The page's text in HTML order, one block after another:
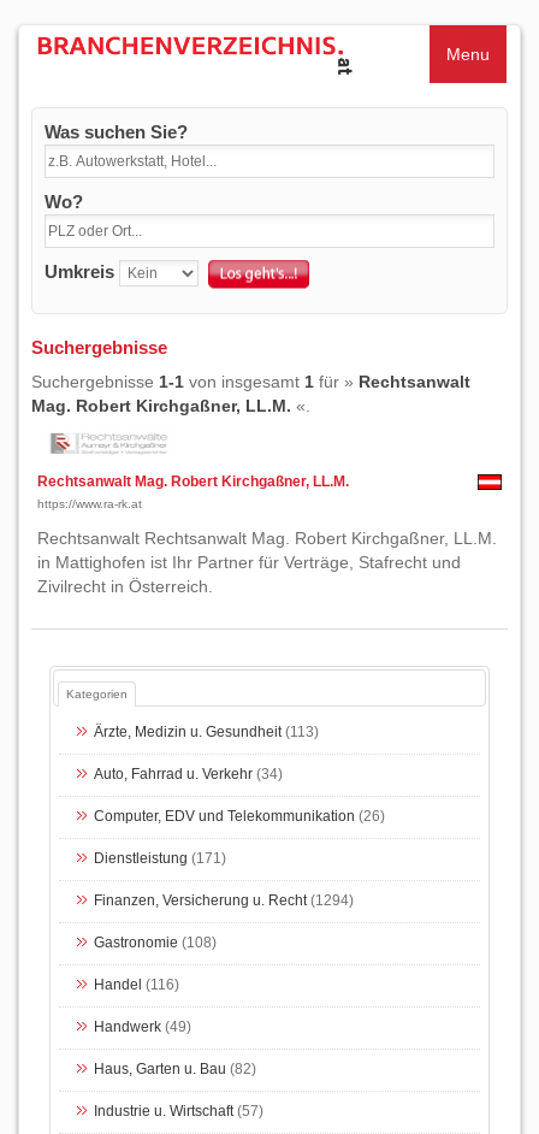
Menu
Was suchen Sie?
Wo?
Umkreis
Suchergebnisse
Suchergebnisse 1-1 von insgesamt 1 für » Rechtsanwalt
Mag. Robert Kirchgaßner, LL.M. «.
Rechtsanwalt Mag. Robert Kirchgaßner, LL.M.
https://www.ra-rk.at
Rechtsanwalt Rechtsanwalt Mag. Robert Kirchgaßner, LL.M.
in Mattighofen ist Ihr Partner für Verträge, Stafrecht und
Zivilrecht in Österreich.
Kategorien
Ärzte, Medizin u. Gesundheit(113)
Auto, Fahrrad u. Verkehr (34)
Computer, EDV und Telekommunikation (26)
Dienstleistung (171)
Finanzen, Versicherung u. Recht(1294)
Gastronomie (108)
Handel (116)
Handwerk (49)
Haus, Garten u. Bau (82)
Industrie u. Wirtschaft(57)